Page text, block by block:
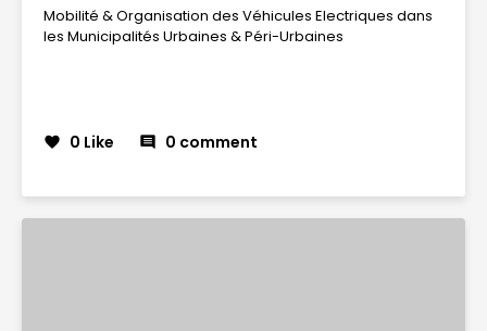
Mobilité & Organisation des Véhicules Electriques dans
les Municipalités Urbaines & Péri-Urbaines
favorite 0 Like comment 0 comment